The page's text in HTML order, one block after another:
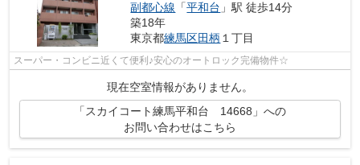
副都心線 「平和台 」駅 徒歩14分
築18年
東京都練馬区田柄 １丁目
スーパー・コンビニ近くて便利♪安心のオートロック完備物件☆
現在空室情報がありません。
「スカイコート練馬平和台 14668」への
お問い合わせはこちら